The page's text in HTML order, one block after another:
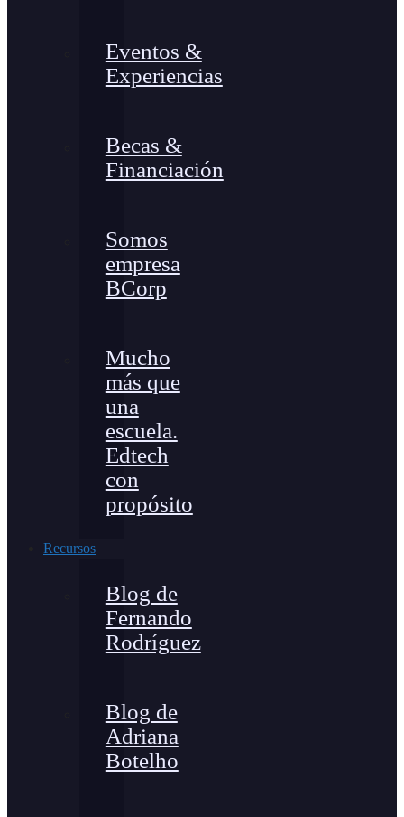
Eventos &
Experiencias
Becas &
Financiación
Somos
empresa
BCorp
Mucho
más que
una
escuela.
Edtech
con
propósito
Recursos
Blog de
Fernando
Rodríguez
Blog de
Adriana
Botelho